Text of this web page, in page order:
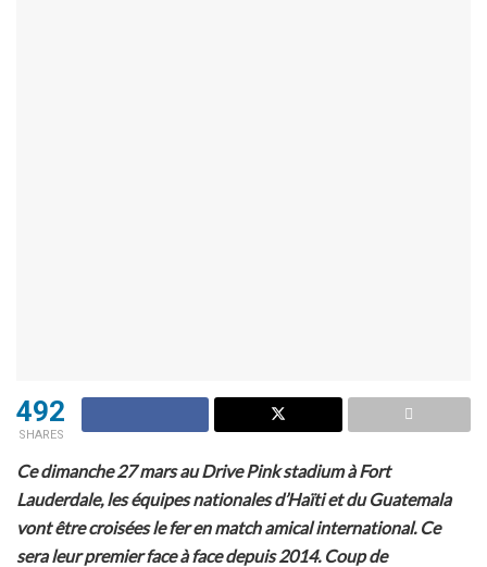
492
SHARES
Ce dimanche 27 mars au Drive Pink stadium à Fort
Lauderdale, les équipes nationales d’Haïti et du Guatemala
vont être croisées le fer en match amical international. Ce
sera leur premier face à face depuis 2014. Coup de